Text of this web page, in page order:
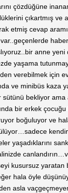
çözdüğüne
çıkartmış ve
etmiş cevap
anne yeni
yaşama
verebilmek için
ve minibüs kaza
sütünü bekliyor
bir erkek çocuğu
boğuluyor ve
yaşadıklarını
kusursuz yaratan
hala öyle
asla